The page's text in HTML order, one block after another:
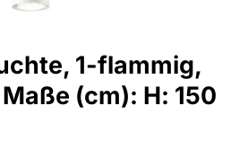
1-flammig,
(cm): H: 150